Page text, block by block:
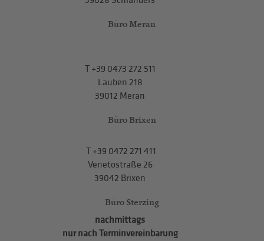
Büro Meran
T+39 0473 272 511
Lauben 218
39012 Meran
Büro Brixen
T+39 0472 271 411
Venetostraße 26
39042 Brixen
Büro Sterzing
nachmittags
nur nach Terminvereinbarung